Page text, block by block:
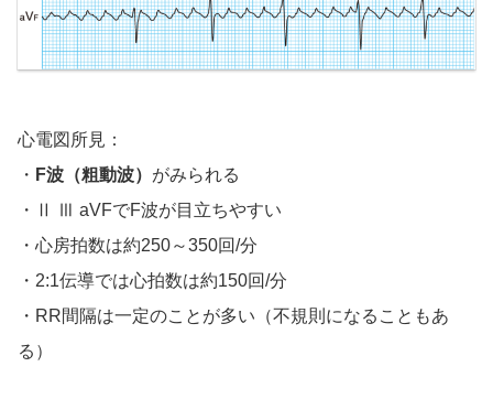
心電図所見：
・ F波（粗動波） がみられる
・Ⅱ Ⅲ aVFでF波が目立ちやすい
・心房拍数は約250～350回/分
・2:1伝導では心拍数は約150回/分
・RR間隔は一定のことが多い（不規則になることもあ
る）